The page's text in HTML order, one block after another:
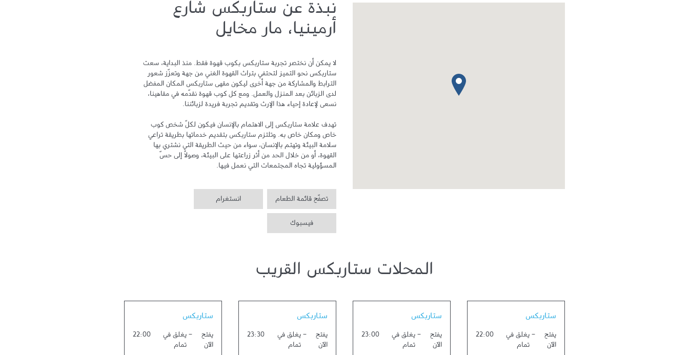
نبذة عن ستاربكس شارع
أرمينيا، مار مخايل
ستاربكس نحو التميز لتحتفي بتراث القهوة الغني من جهة وتعزّز شعور
المسؤولية تجاه المجتمعات التي نعمل فيها.
تصفّح قائمة الطعام انستغرام
فيسبوك
المحلات ستاربكس القريب
ستاربكس
يفتح
الآن
- يغلق في
تمام
22:00
ستاربكس
يفتح
الآن
- يغلق في
تمام
23:00
ستاربكس
يفتح
الآن
- يغلق في
تمام
23:30
ستاربكس
يفتح
الآن
- يغلق في
تمام
22:00